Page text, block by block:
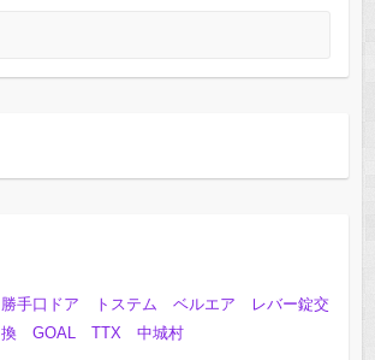
勝手口ドア トステム ベルエア レバー錠交
換 GOAL TTX 中城村